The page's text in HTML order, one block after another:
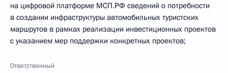
на цифровой платформе МСП.РФ сведений о потребности
в создании инфраструктуры автомобильных туристских
маршрутов в рамках реализации инвестиционных проектов
с указанием мер поддержки конкретных проектов;
Ответственный